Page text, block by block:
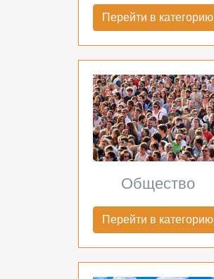
Перейти в категорию
Общество
Перейти в категорию